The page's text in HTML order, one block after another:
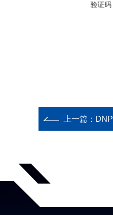
验证码
上一篇：